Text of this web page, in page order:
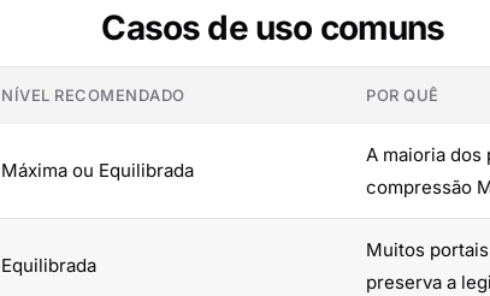
Casos de uso comuns
NÍVEL RECOMENDADO POR QUÊ
Máxima ou Equilibrada
A maioria dos
compressão
Equilibrada
Muitos
preserva a